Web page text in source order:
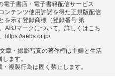
電子書店・電子書籍配信サービス
ンテンツ使用許諾を得た正規版配信
を示す登録商標（登録番号 第
ABJマークについて、詳しくはこち
https://aebs.or.jp/
章・撮影写真の著作権は主婦と⽣活
ます。
複製⾏為は固く禁⽌します。